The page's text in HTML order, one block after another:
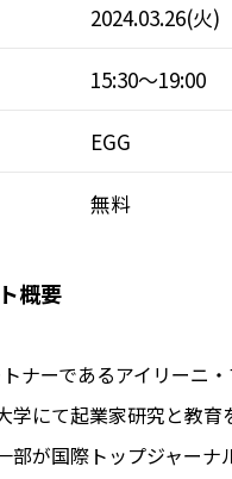
2024.03.26(火)
15:30～19:00
EGG
無料
概要
ナーであるアイリーニ
学にて起業家研究と教
部が国際トップジャー